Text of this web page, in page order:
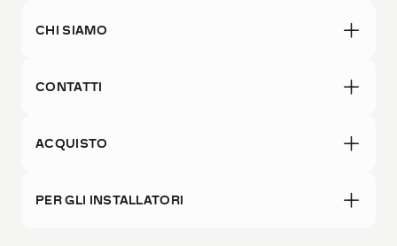
CHI SIAMO
CONTATTI
ACQUISTO
PER GLI INSTALLATORI